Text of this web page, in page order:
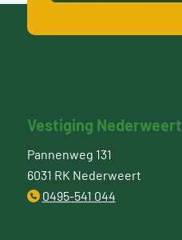
Vestiging Nederweert
Pannenweg 131
6031 RK Nederweert
0495-541 044